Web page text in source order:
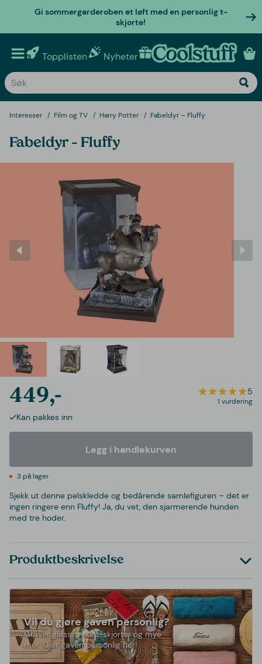
Gi sommergarderoben et løft med en personlig t-
skjorte!
Topplisten Nyheter Personlige gaver
Interesser Film og TV Harry Potter Fabeldyr – Fluffy
Fabeldyr – Fluffy
449,- 5
1 vurdering
Kan pakkes inn
Legg i handlekurven
3 på lager
Sjekk ut denne pelskledde og bedårende samlefiguren – det er
ingen ringere enn Fluffy! Ja, du vet, den sjarmerende hunden
med tre hoder.
Produktbeskrivelse
Vil du gjøre gaven personlig?
Graver glass, trykk t-skjorter og mye
mer. Gjør gaven personlig her!